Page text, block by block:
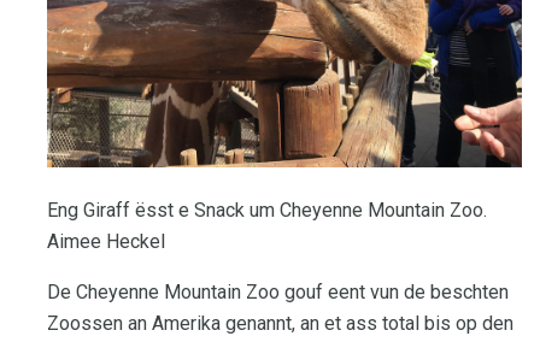
Eng Giraff ësst e Snack um Cheyenne Mountain Zoo.
Aimee Heckel
De Cheyenne Mountain Zoo gouf eent vun de beschten
Zoossen an Amerika genannt, an et ass total bis op den